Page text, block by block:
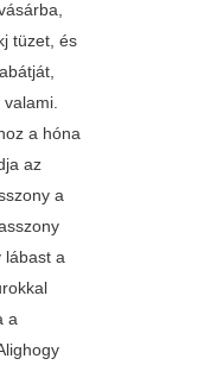
tüzet, és
a hóna
az
a
lábast a
a